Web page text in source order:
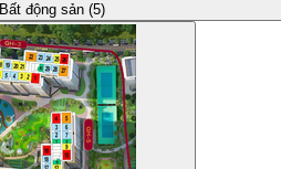
Bất động sản (5)